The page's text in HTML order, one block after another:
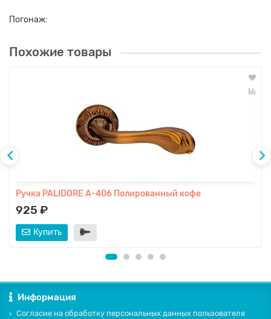
Погонаж:
Похожие товары
Ручка PALIDORE A-406 Полированный кофе
925 ₽
Купить
Информация
Согласие на обработку персональных данных пользователя